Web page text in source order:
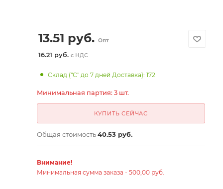
13.51 руб. Опт
16.21 руб. с НДС
Склад ("С" до 7 дней Доставка): 172
Минимальная партия: 3 шт.
КУПИТЬ СЕЙЧАС
Общая стоимость40.53 руб.
Внимание!
Минимальная сумма заказа - 500,00 руб.